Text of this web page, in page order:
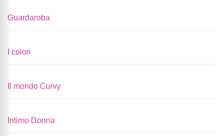
Guardaroba
I colori
Il mondo Curvy
Intimo Donna